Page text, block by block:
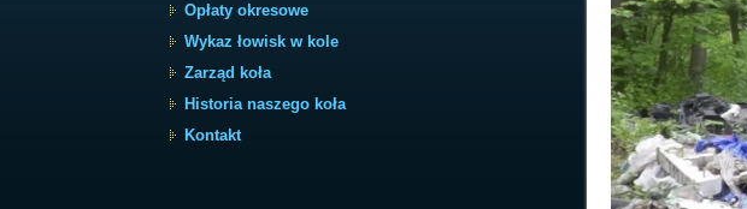
Opłaty okresowe
Wykaz łowisk w kole
Zarząd koła
Historia naszego koła
Kontakt